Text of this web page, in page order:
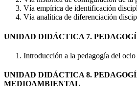
Vía empírica de identificación
Vía analítica de diferenciación
UNIDAD DIDÁCTICA 7.
Introducción a la pedagogía del ocio
UNIDAD DIDÁCTICA 8.
MEDIOAMBIENTAL